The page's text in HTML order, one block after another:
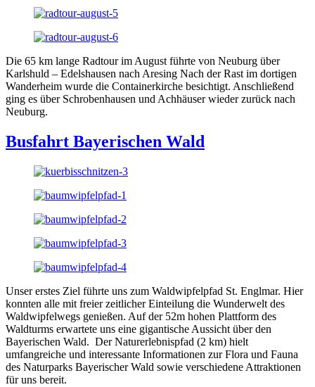
Die 65 km lange Radtour im August führte von Neuburg über
Karlshuld – Edelshausen nach Aresing Nach der Rast im dortigen
Wanderheim wurde die Containerkirche besichtigt. Anschließend
ging es über Schrobenhausen und Achhäuser wieder zurück nach
Neuburg.
Busfahrt Bayerischen Wald
Unser erstes Ziel führte uns zum Waldwipfelpfad St. Englmar. Hier
konnten alle mit freier zeitlicher Einteilung die Wunderwelt des
Waldwipfelwegs genießen. Auf der 52m hohen Plattform des
Waldturms erwartete uns eine gigantische Aussicht über den
Bayerischen Wald. Der Naturerlebnispfad (2 km) hielt
umfangreiche und interessante Informationen zur Flora und Fauna
des Naturparks Bayerischer Wald sowie verschiedene Attraktionen
für uns bereit.